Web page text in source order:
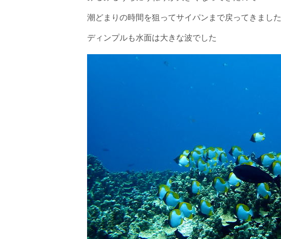
潮どまりの時間を狙ってサイパンまで戻ってきました
ディンプルも水面は大きな波でした